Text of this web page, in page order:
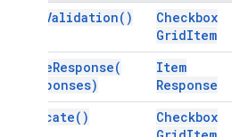
Validation( )
Checkbox
GridItem
createResponse(
responses)
Item
Response
duplicate( )
Checkbox